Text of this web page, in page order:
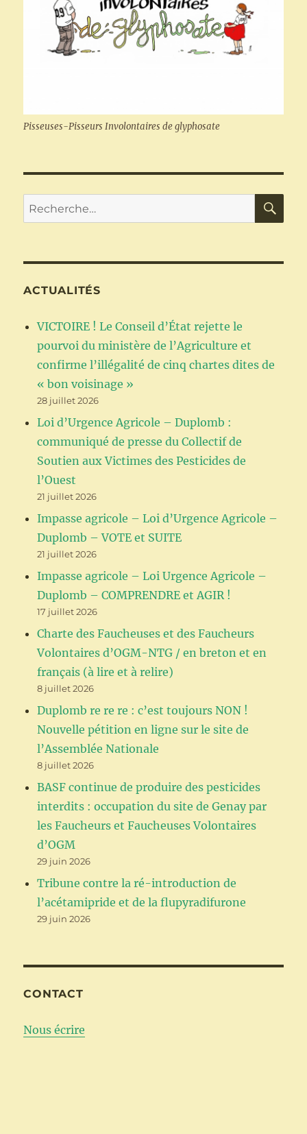
Pisseuses-Pisseurs Involontaires de glyphosate
Recherche
pour :
ACTUALITÉS
VICTOIRE ! Le Conseil d’État rejette le
pourvoi du ministère de l’Agriculture et
confirme l’illégalité de cinq chartes dites de
« bon voisinage »
28 juillet 2026
Loi d’Urgence Agricole – Duplomb :
communiqué de presse du Collectif de
Soutien aux Victimes des Pesticides de
l’Ouest
21 juillet 2026
Impasse agricole – Loi d’Urgence Agricole –
Duplomb – VOTE et SUITE
21 juillet 2026
Impasse agricole – Loi Urgence Agricole –
Duplomb – COMPRENDRE et AGIR !
17 juillet 2026
Charte des Faucheuses et des Faucheurs
Volontaires d’OGM-NTG / en breton et en
français (à lire et à relire)
8 juillet 2026
Duplomb re re re : c’est toujours NON !
Nouvelle pétition en ligne sur le site de
l’Assemblée Nationale
8 juillet 2026
BASF continue de produire des pesticides
interdits : occupation du site de Genay par
les Faucheurs et Faucheuses Volontaires
d’OGM
29 juin 2026
Tribune contre la ré-introduction de
l’acétamipride et de la flupyradifurone
29 juin 2026
CONTACT
Nous écrire